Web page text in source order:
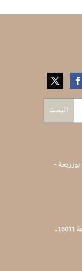
بوزريعة -
ص٠ب 225 ـ الرّستميّة ـ بوزريعة 16011 ـ